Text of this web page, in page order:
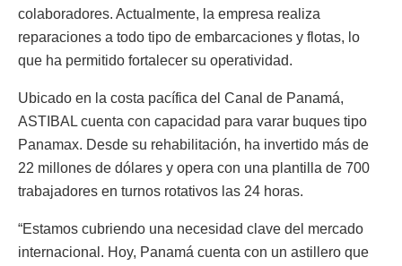
colaboradores. Actualmente, la empresa realiza
reparaciones a todo tipo de embarcaciones y flotas, lo
que ha permitido fortalecer su operatividad.
Ubicado en la costa pacífica del Canal de Panamá,
ASTIBAL cuenta con capacidad para varar buques tipo
Panamax. Desde su rehabilitación, ha invertido más de
22 millones de dólares y opera con una plantilla de 700
trabajadores en turnos rotativos las 24 horas.
“Estamos cubriendo una necesidad clave del mercado
internacional. Hoy, Panamá cuenta con un astillero que